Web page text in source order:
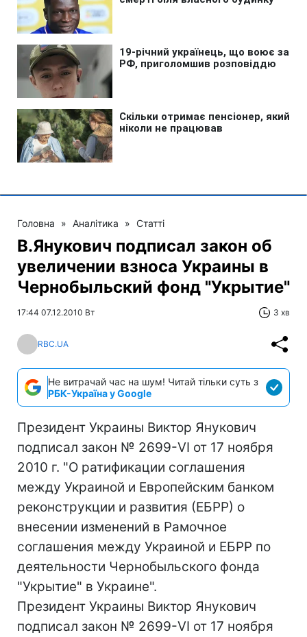
Головна » Аналітика » Статті
В.Янукович подписал закон об
увеличении взноса Украины в
Чернобыльский фонд "Укрытие"
17:44 07.12.2010 Вт 3 хв
RBC.UA
Не витрачай час на шум! Читай тільки суть з
РБК-Україна у Google
Президент Украины Виктор Янукович
подписал закон № 2699-VI от 17 ноября
2010 г. "О ратификации соглашения
между Украиной и Европейским банком
реконструкции и развития (ЕБРР) о
внесении изменений в Рамочное
соглашения между Украиной и ЕБРР по
деятельности Чернобыльского фонда
"Укрытие" в Украине".
Президент Украины Виктор Янукович
подписал закон № 2699-VI от 17 ноября